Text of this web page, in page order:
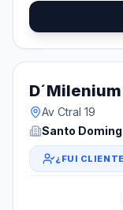
Av Ctral 19
Santo
¿FUI